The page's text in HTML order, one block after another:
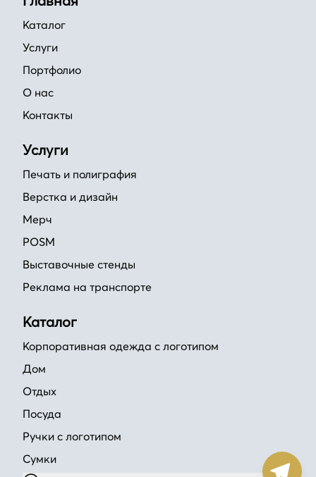
Каталог
Услуги
Портфолио
О нас
Контакты
Услуги
Печать и полиграфия
Верстка и дизайн
Мерч
POSM
Выставочные стенды
Реклама на транспорте
Каталог
Корпоративная одежда с логотипом
Дом
Отдых
Посуда
Ручки с логотипом
Сумки